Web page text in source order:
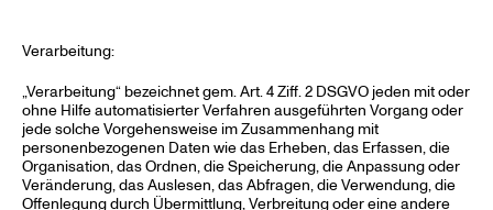
Verarbeitung:
„Verarbeitung“ bezeichnet gem. Art. 4 Ziff. 2 DSGVO jeden mit oder
ohne Hilfe automatisierter Verfahren ausgeführten Vorgang oder
jede solche Vorgehensweise im Zusammenhang mit
personenbezogenen Daten wie das Erheben, das Erfassen, die
Organisation, das Ordnen, die Speicherung, die Anpassung oder
Veränderung, das Auslesen, das Abfragen, die Verwendung, die
Offenlegung durch Übermittlung, Verbreitung oder eine andere